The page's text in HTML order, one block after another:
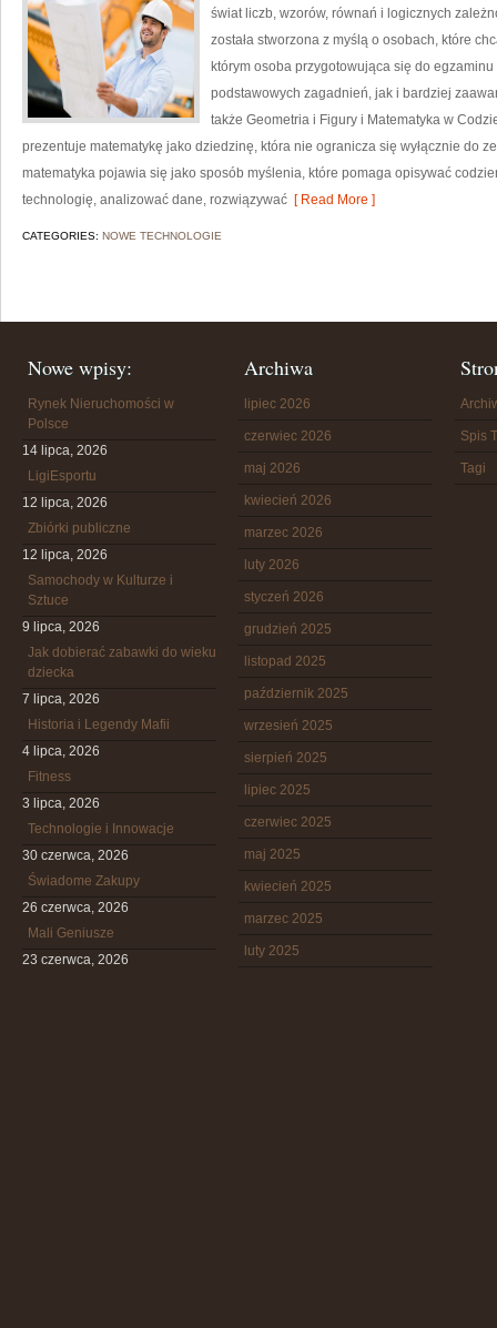
świat liczb, wzorów, równań i logicznych
została stworzona z myślą o osobach, które
którym osoba przygotowująca się do
podstawowych zagadnień, jak i bardziej
także Geometria i Figury i Matematyka w
prezentuje matematykę jako dziedzinę, która nie ogranicza się wyłącznie do
matematyka pojawia się jako sposób myślenia, które pomaga opisywać
technologię, analizować dane, rozwiązywać [ Read More ]
CATEGORIES: NOWE TECHNOLOGIE
Nowe wpisy:
Rynek Nieruchomości w
Polsce
14 lipca, 2026
LigiEsportu
12 lipca, 2026
Zbiórki publiczne
12 lipca, 2026
Samochody w Kulturze i
Sztuce
9 lipca, 2026
Jak dobierać zabawki do wieku
dziecka
7 lipca, 2026
Historia i Legendy Mafii
4 lipca, 2026
Fitness
3 lipca, 2026
Technologie i Innowacje
30 czerwca, 2026
Świadome Zakupy
26 czerwca, 2026
Mali Geniusze
23 czerwca, 2026
Archiwa
lipiec 2026
czerwiec 2026
maj 2026
kwiecień 2026
marzec 2026
luty 2026
styczeń 2026
grudzień 2025
listopad 2025
październik 2025
wrzesień 2025
sierpień 2025
lipiec 2025
czerwiec 2025
maj 2025
kwiecień 2025
marzec 2025
luty 2025
Spis
Tagi